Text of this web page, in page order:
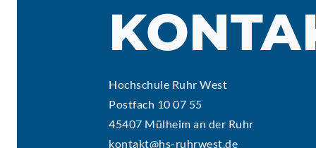
Hochschule Ruhr West
Postfach 10 07 55
45407 Mülheim an der Ruhr
kontakt@hs-ruhrwest.de